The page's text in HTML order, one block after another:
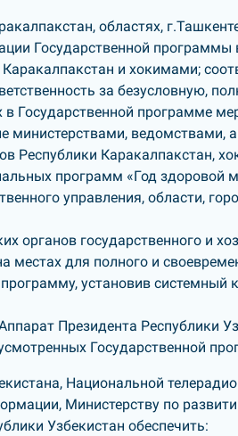
областях,
Государственной программы
и хокимами;
за безусловную,
Государственной программе
министерствами, ведомствами,
Республики Каракалпакстан,
программ «Год здоровой
управления, области,
органов государственного и
местах для полного и
установив системный
Президента Республики
Государственной
Национальной
Министерству по
Узбекистан обеспечить: